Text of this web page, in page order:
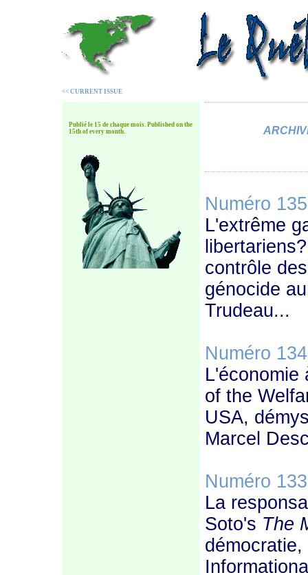
<< CURRENT ISSUE
Publié le 15 de chaque mois. Published on the
15th of every month.
Numéro 135
L'extrême
contrôle
génocide
Trudeau...
Numéro 134
L'économie
of the
USA,
Marcel
Numéro 133
La
Soto's The